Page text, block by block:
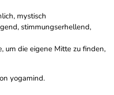
mystisch
stimmungserhellend,
um die eigene Mitte zu finden,
yogamind.